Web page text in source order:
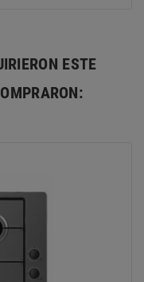
ESTE